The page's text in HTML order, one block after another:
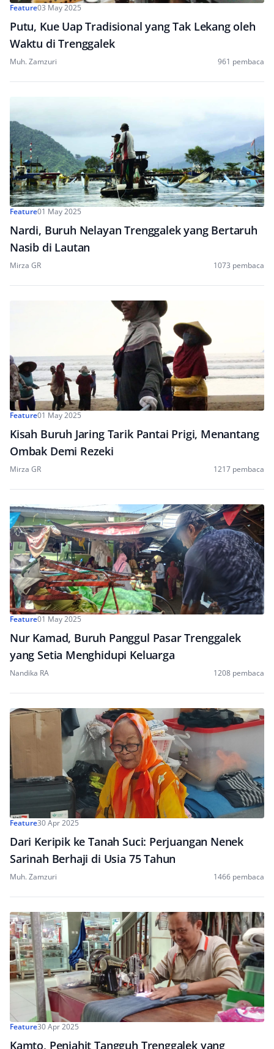
Feature03 May 2025
Putu, Kue Uap Tradisional yang Tak Lekang oleh
Waktu di Trenggalek
Muh. Zamzuri 961 pembaca
Feature01 May 2025
Nardi, Buruh Nelayan Trenggalek yang Bertaruh
Nasib di Lautan
Mirza GR 1073 pembaca
Feature01 May 2025
Kisah Buruh Jaring Tarik Pantai Prigi, Menantang
Ombak Demi Rezeki
Mirza GR 1217 pembaca
Feature01 May 2025
Nur Kamad, Buruh Panggul Pasar Trenggalek
yang Setia Menghidupi Keluarga
Nandika RA 1208 pembaca
Feature30 Apr 2025
Dari Keripik ke Tanah Suci: Perjuangan Nenek
Sarinah Berhaji di Usia 75 Tahun
Muh. Zamzuri 1466 pembaca
Feature30 Apr 2025
Kamto, Penjahit Tangguh Trenggalek yang